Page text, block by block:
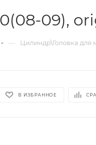
09),
— Цилиндр\Головка для
В ИЗБРАННОЕ